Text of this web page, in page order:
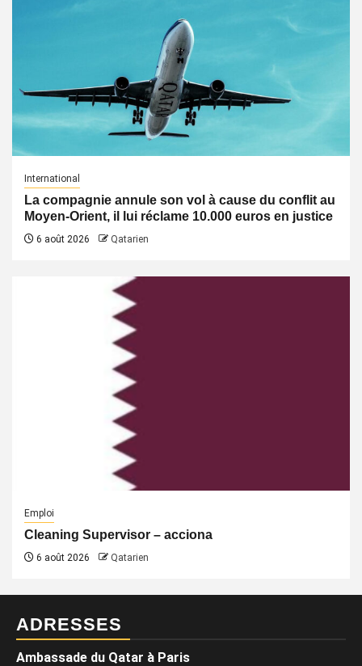
International
La compagnie annule son vol à cause du conflit au
Moyen-Orient, il lui réclame 10.000 euros en justice
6 août 2026 Qatarien
Emploi
Cleaning Supervisor – acciona
6 août 2026 Qatarien
ADRESSES
Ambassade du Qatar à Paris